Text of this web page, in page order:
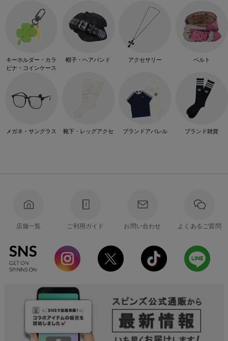
キーホルダー・カラ
ビナ・コインケース
帽子・ヘアバンド アクセサリー ベルト
メガネ・サングラス 靴下・レッグアクセ ブランドアパレル ブランド雑貨
店舗一覧 ご利用ガイド お問い合わせ よくあるご質問